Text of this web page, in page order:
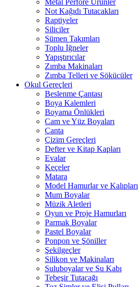
Not Kağıdı Tutacakları
Raptiyeler
Siliciler
Sümen Takımları
Toplu İğneler
Yapıştırıcılar
Zımba Makinaları
Zımba Telleri ve Sökücüler
Okul Gereçleri
Beslenme Çantası
Boya Kalemleri
Boyama Önlükleri
Cam ve Yüz Boyaları
Çanta
Çizim Gereçleri
Defter ve Kitap Kapları
Evalar
Keçeler
Matara
Model Hamurlar ve Kalıpları
Mum Boyalar
Müzik Aletleri
Oyun ve Proje Hamurları
Parmak Boyalar
Pastel Boyalar
Ponpon ve Şöniller
Şekilgeçler
Silikon ve Makinaları
Suluboyalar ve Su Kabı
Tebeşir Tutacağı